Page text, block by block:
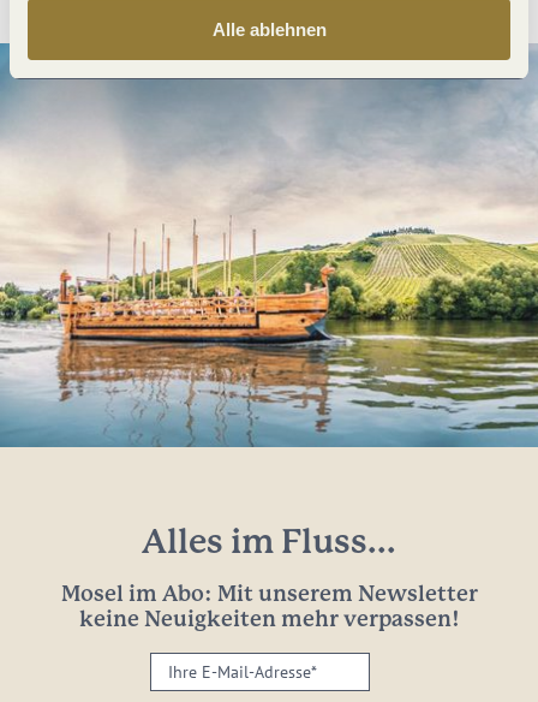
Alle ablehnen
Alles im Fluss...
Mosel im Abo: Mit unserem Newsletter
keine Neuigkeiten mehr verpassen!
Ihre
E-